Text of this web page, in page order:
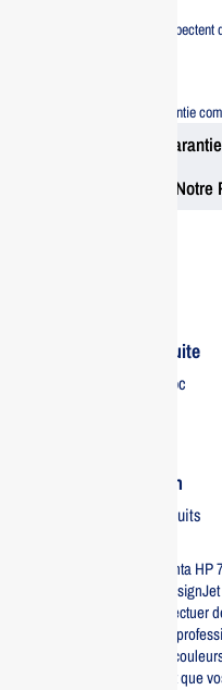
Tous nos produits
Bénéficiez d’une garantie
Notre
Livraison gratuite​
partout au Maroc
Garantie 1 an
Sur tous nos produits
La cartouche d’encre magenta
pour les imprimantes HP
de 300 ml, elle permet
interruption, idéale pour les
est formulée pour offrir des
exceptionnelle, garantissant que